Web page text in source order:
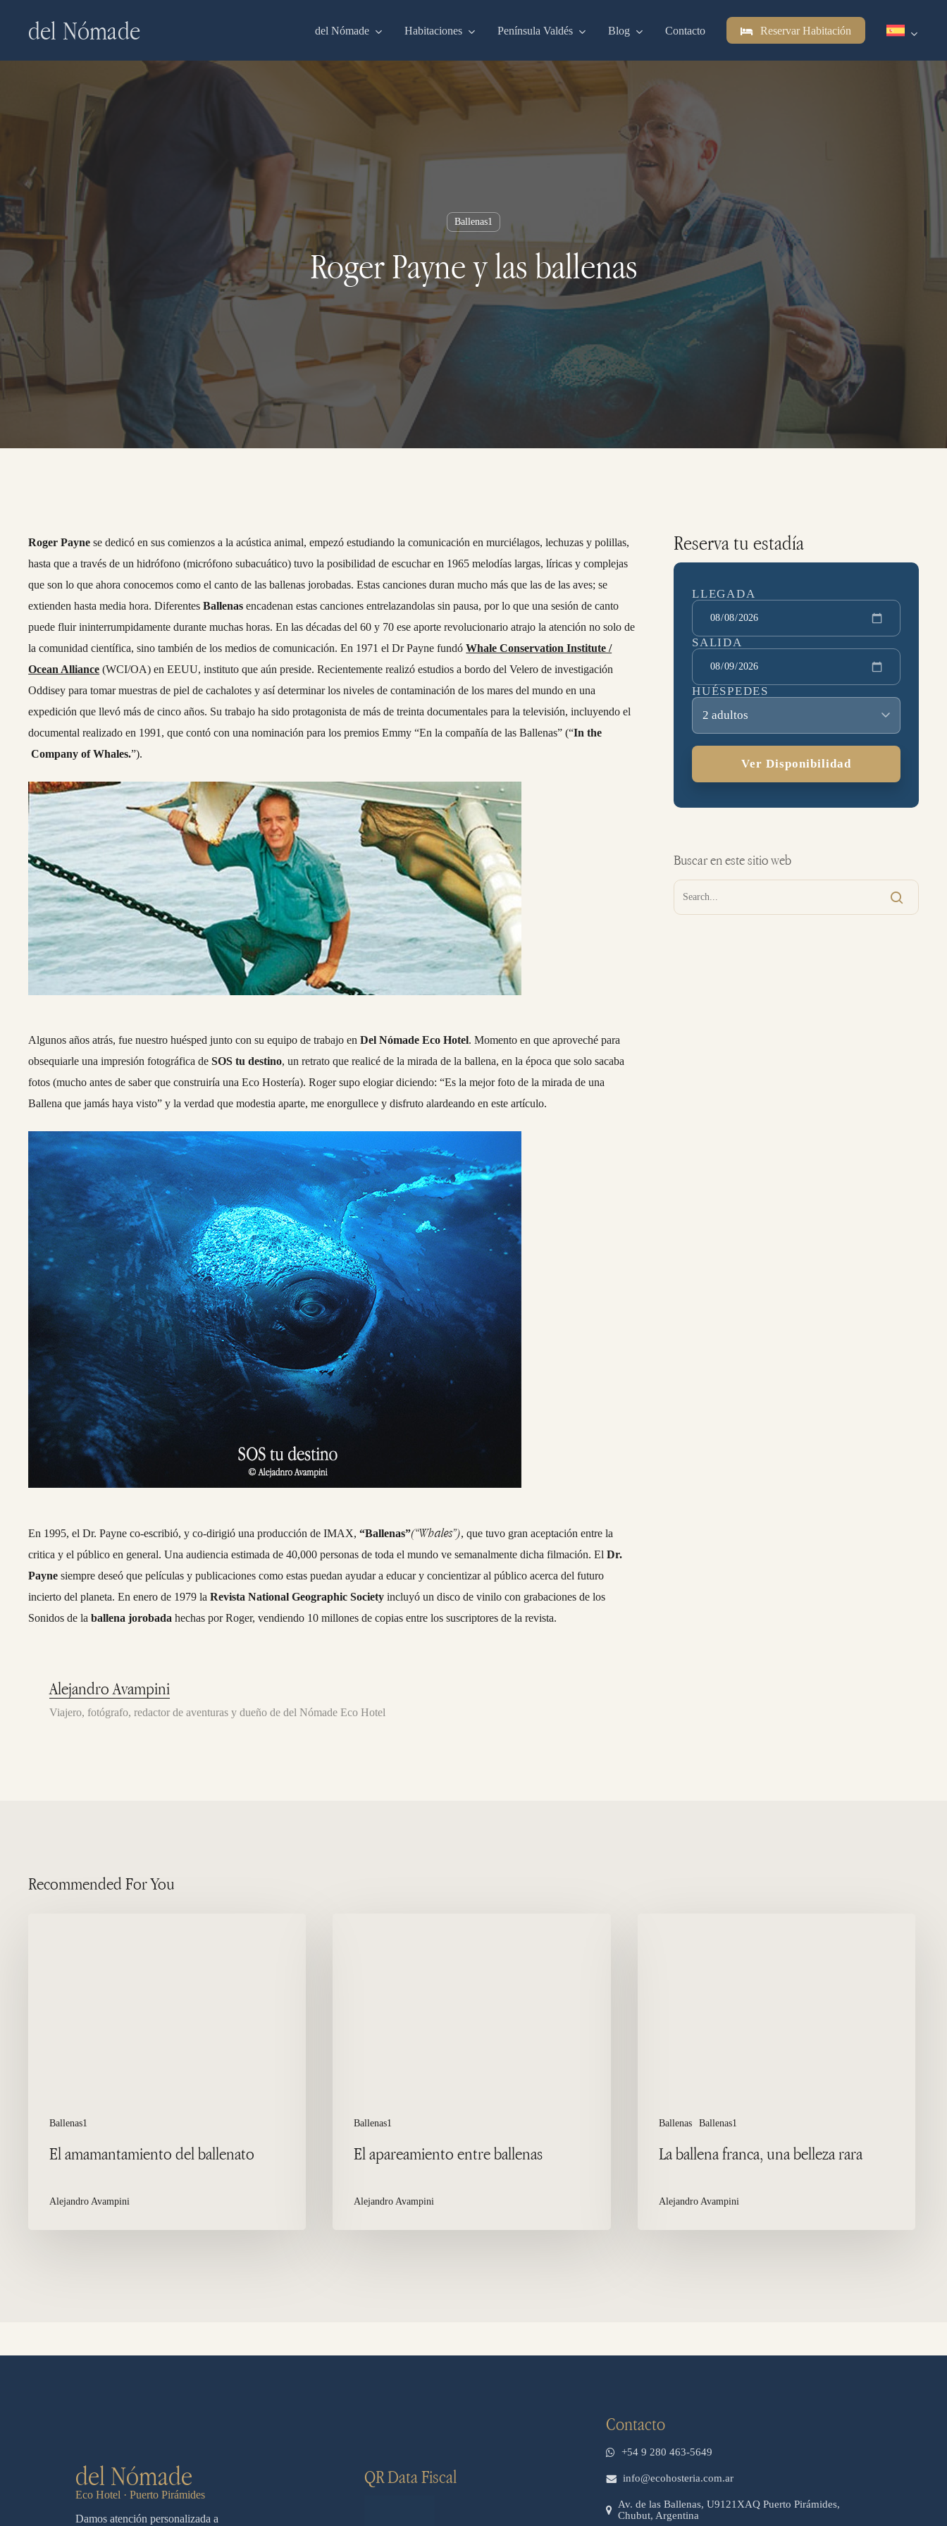
content
del Nómade del Nómade Habitaciones Península Valdés Blog Contacto Reservar Habitación
Ballenas1
Roger Payne y las ballenas
Roger Payne se dedicó en sus comienzos a la acústica animal, empezó estudiando la comunicación en murciélagos, lechuzas y polillas,
hasta que a través de un hidrófono (micrófono subacuático) tuvo la posibilidad de escuchar en 1965 melodías largas, líricas y complejas
que son lo que ahora conocemos como el canto de las ballenas jorobadas. Estas canciones duran mucho más que las de las aves; se
extienden hasta media hora. DiferentesBallenas encadenan estas canciones entrelazandolas sin pausa, por lo que una sesión de canto
puede fluir ininterrumpidamente durante muchas horas. En las décadas del 60 y 70 ese aporte revolucionario atrajo la atención no solo de
la comunidad científica, sino también de los medios de comunicación. En 1971 el Dr Payne fundóWhale Conservation Institute /
Ocean Alliance (WCI/OA) en EEUU, instituto que aún preside. Recientemente realizó estudios a bordo del Velero de investigación
Oddisey para tomar muestras de piel de cachalotes y así determinar los niveles de contaminación de los mares del mundo en una
expedición que llevó más de cinco años. Su trabajo ha sido protagonista de más de treinta documentales para la televisión, incluyendo el
documental realizado en 1991, que contó con una nominación para los premios Emmy “En la compañía de las Ballenas” (“In the
Company of Whales.”).
Algunos años atrás, fue nuestro huésped junto con su equipo de trabajo enDel Nómade Eco Hotel. Momento en que aproveché para
obsequiarle una impresión fotográfica deSOS tu destino, un retrato que realicé de la mirada de la ballena, en la época que solo sacaba
fotos (mucho antes de saber que construiría una Eco Hostería). Roger supo elogiar diciendo: “Es la mejor foto de la mirada de una
Ballena que jamás haya visto” y la verdad que modestia aparte, me enorgullece y disfruto alardeando en este artículo.
En 1995, el Dr. Payne co-escribió, y co-dirigió una producción de IMAX,“Ballenas”(“Whales”), que tuvo gran aceptación entre la
critica y el público en general. Una audiencia estimada de 40,000 personas de toda el mundo ve semanalmente dicha filmación. ElDr.
Payne siempre deseó que películas y publicaciones como estas puedan ayudar a educar y concientizar al público acerca del futuro
incierto del planeta. En enero de 1979 laRevista National Geographic Society incluyó un disco de vinilo con grabaciones de los
Sonidos de laballena jorobada hechas por Roger, vendiendo 10 millones de copias entre los suscriptores de larevista.
Alejandro Avampini
Viajero, fotógrafo, redactor de aventuras y dueño de del Nómade Eco Hotel
Reserva tu estadía
LLEGADA
SALIDA
HUÉSPEDES
2 adultos
Ver Disponibilidad
Buscar en este sitio web
Recommended For You
Ballenas1
El amamantamiento del ballenato
Alejandro Avampini
Ballenas1
El apareamiento entre ballenas
Alejandro Avampini
Ballenas Ballenas1
La ballena franca, una belleza rara
Alejandro Avampini
del Nómade
Eco Hotel · Puerto Pirámides
Damos atención personalizada a
QR Data Fiscal
Contacto
+54 9 280 463-5649
info@ecohosteria.com.ar
Av. de las Ballenas, U9121XAQ Puerto Pirámides,
Chubut, Argentina